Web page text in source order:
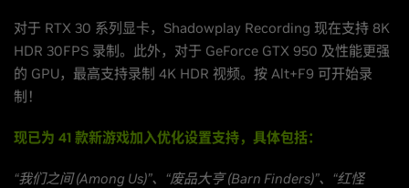
对于 RTX 30 系列显卡，Shadowplay Recording 现在支持 8K
HDR 30FPS 录制。此外，对于 GeForce GTX 950 及性能更强
的 GPU，最高支持录制 4K HDR 视频。按 Alt+F9 可开始录
制！
现已为 41 款新游戏加入优化设置支持，具体包括：
“我们之间 (Among Us)”、“废品大亨 (Barn Finders)”、“红怪